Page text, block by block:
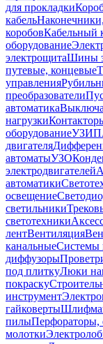
для прокладки
кабель
коробовКабельный
оборудование
электрощитаШины
путевые, концевые
управления
преобразователи
автоматика
нагрузки
оборудованиеУЗИП
двигателя
автоматыУЗО
электродвигателей
автоматики
освещение
светильники
светотехники
лентВентиляция
канальныеСистемы
диффузоры
под плиткуЛюки
покраску
инструмент
гайковерты
пилыПерфораторы,
молотки